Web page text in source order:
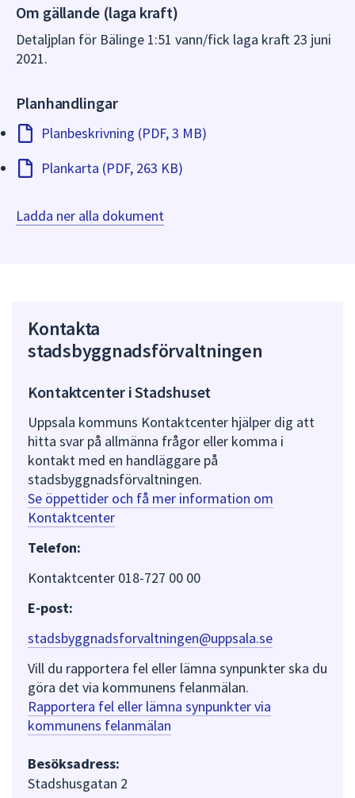
Om gällande (laga kraft)
Detaljplan för Bälinge 1:51 vann/fick laga kraft 23 juni
2021.
Planhandlingar
Planbeskrivning (PDF, 3 MB)
Plankarta (PDF, 263 KB)
Ladda ner alla dokument
Kontakta
stadsbyggnadsförvaltningen
Kontaktcenter i Stadshuset
Uppsala kommuns Kontaktcenter hjälper dig att
hitta svar på allmänna frågor eller komma i
kontakt med en handläggare på
stadsbyggnadsförvaltningen.
Se öppettider och få mer information om
Kontaktcenter
Telefon:
Kontaktcenter 018-727 00 00
E-post:
stadsbyggnadsforvaltningen@uppsala.se
Vill du rapportera fel eller lämna synpunkter ska du
göra det via kommunens felanmälan.
Rapportera fel eller lämna synpunkter via
kommunens felanmälan
Besöksadress:
Stadshusgatan 2